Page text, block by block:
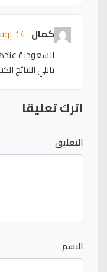
كمال 14 يونيو 2026 - 22:27
السعودية
باللي النتائج
اترك تعليقاً
التعليق
الاسم